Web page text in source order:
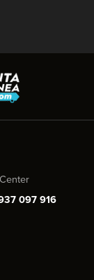
097 916